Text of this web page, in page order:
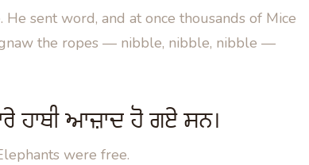
sent word, and at once thousands of Mice
the ropes — nibble, nibble, nibble —
ਹਾਥੀ ਆਜ਼ਾਦ ਹੋ ਗਏ ਸਨ।
were free.